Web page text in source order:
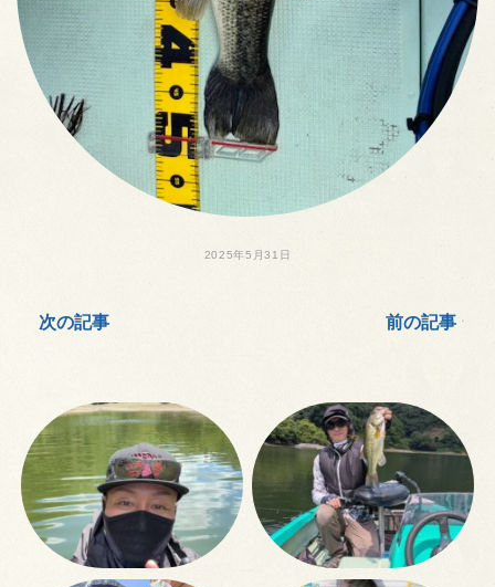
2025年5月31日
次の記事 前の記事